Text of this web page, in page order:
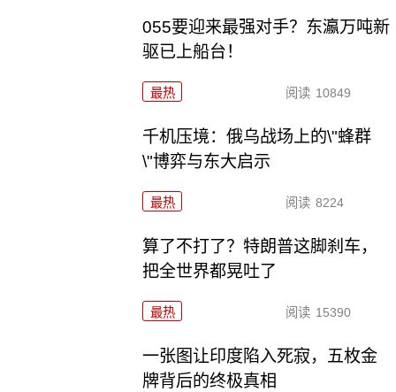
055要迎来最强对手？东瀛万吨新
驱已上船台！
最热 阅读 10849
千机压境：俄乌战场上的\"蜂群
\"博弈与东大启示
最热 阅读 8224
算了不打了？特朗普这脚刹车，
把全世界都晃吐了
最热 阅读 15390
一张图让印度陷入死寂，五枚金
牌背后的终极真相